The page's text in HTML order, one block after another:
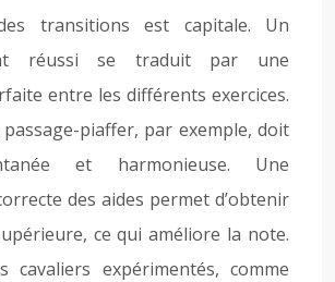
transitions est capitale. Un
réussi se traduit par une
entre les différents exercices.
piaffer, par exemple, doit
et harmonieuse. Une
des aides permet d’obtenir
ce qui améliore la note.
cavaliers expérimentés, comme